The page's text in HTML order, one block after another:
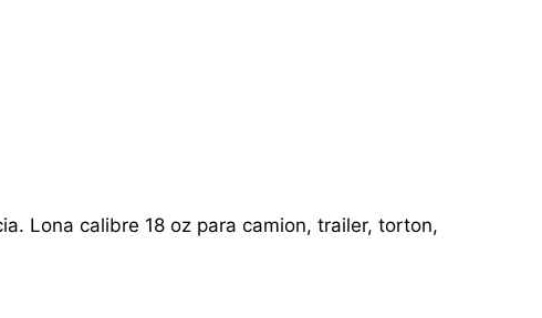
Lona calibre 18 oz para camion, trailer, torton,